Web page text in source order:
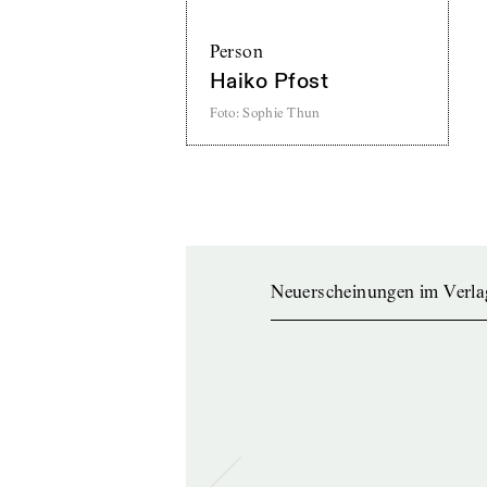
Person
Haiko Pfost
Foto: Sophie Thun
Neuerscheinungen im